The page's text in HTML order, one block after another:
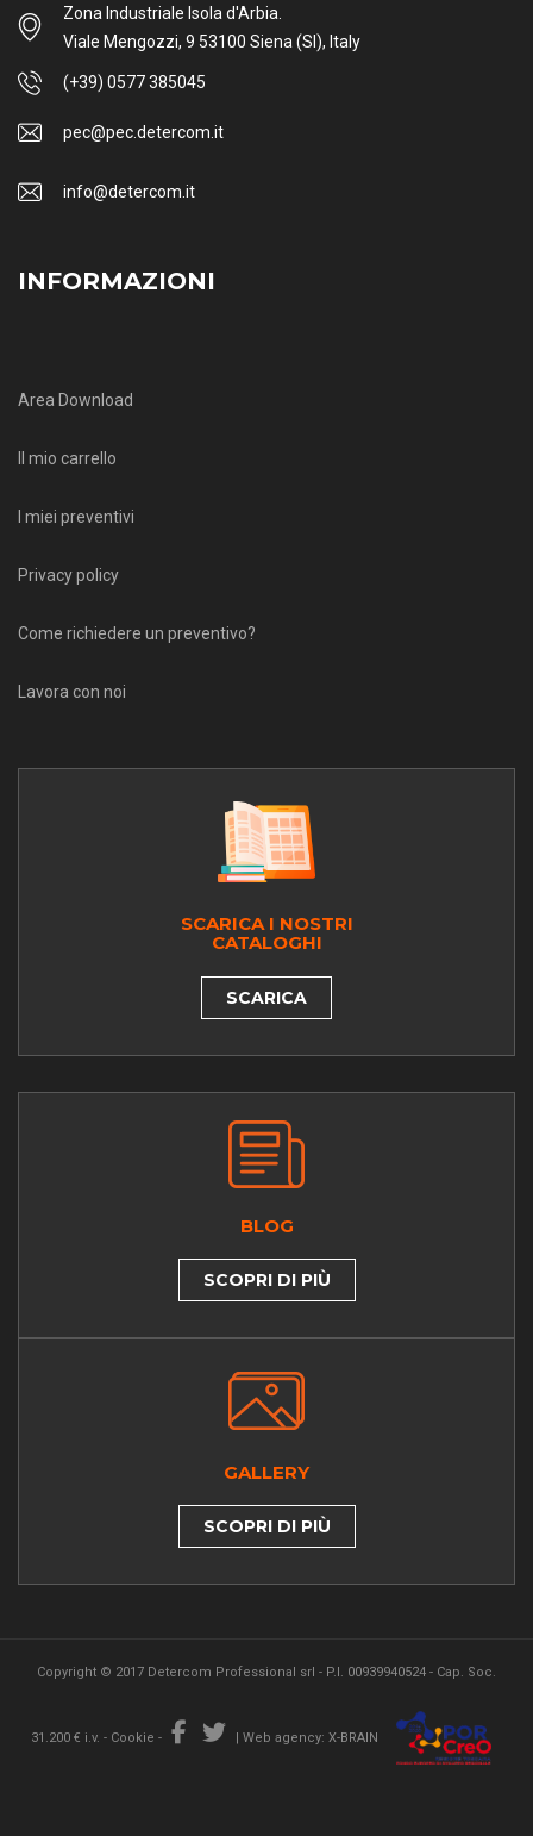
Zona Industriale Isola d'Arbia.
Viale Mengozzi, 9 53100 Siena (SI), Italy
(+39) 0577 385045
pec@pec.detercom.it
info@detercom.it
INFORMAZIONI
Area Download
Il mio carrello
I miei preventivi
Privacy policy
Come richiedere un preventivo?
Lavora con noi
SCARICA I NOSTRI
CATALOGHI
SCARICA
BLOG
SCOPRI DI PIÙ
GALLERY
SCOPRI DI PIÙ
Copyright © 2017 Detercom Professional srl - P.I. 00939940524 - Cap. Soc.
31.200 € i.v. - Cookie - | Web agency: X-BRAIN